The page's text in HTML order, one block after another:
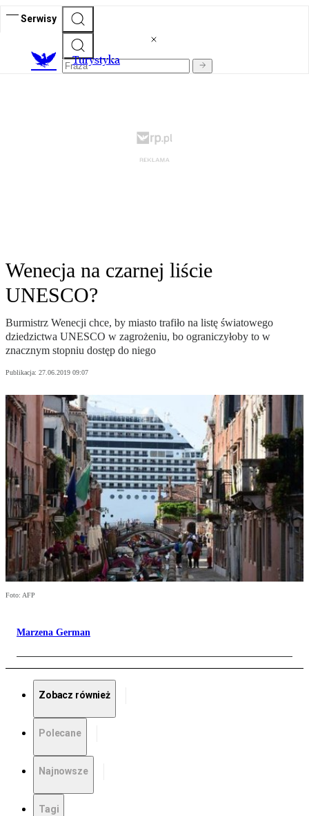
Serwisy
Turystyka
Wenecja na czarnej liście
UNESCO?
Burmistrz Wenecji chce, by miasto trafiło na listę światowego
dziedzictwa UNESCO w zagrożeniu, bo ograniczyłoby to w
znacznym stopniu dostęp do niego
Publikacja: 27.06.2019 09:07
Foto: AFP
Marzena German
Zobacz również
Polecane
Najnowsze
Tagi